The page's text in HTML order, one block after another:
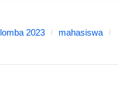
lomba 2023
mahasiswa